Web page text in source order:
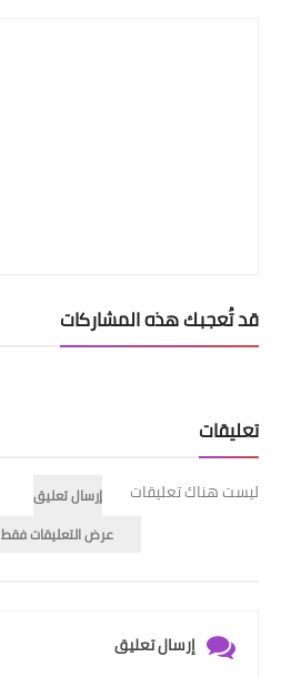
قد تُعجبك هذه المشاركات
تعليقات
ليست هناك تعليقات
إرسال تعليق
عرض التعليقات فقط
إرسال تعليق